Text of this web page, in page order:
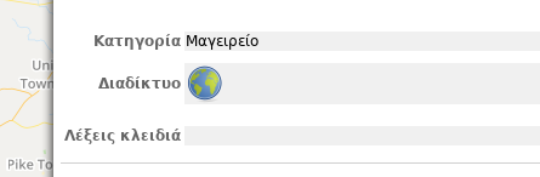
Κατηγορία Μαγειρείο
Διαδίκτυο
Λέξεις κλειδιά